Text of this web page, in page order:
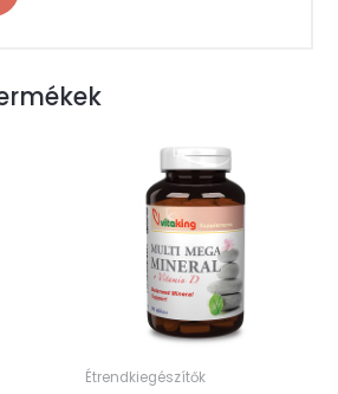
Étrendkiegészítők